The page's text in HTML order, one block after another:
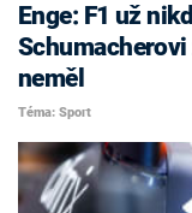
Enge: F1 už
neměl
Téma: Sport